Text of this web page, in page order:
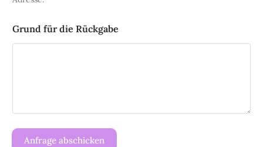
Grund für die Rückgabe
Anfrage abschicken